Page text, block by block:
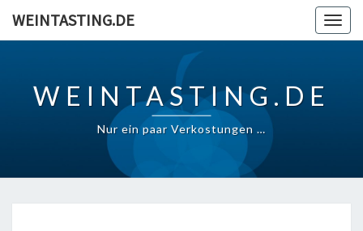
WEINTASTING.DE
WEINTASTING.DE
Nur ein paar Verkostungen …